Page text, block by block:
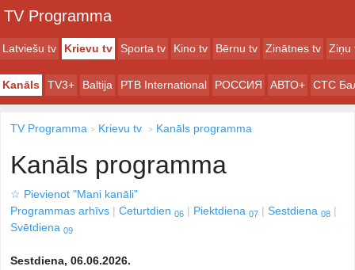
TV Programma
Latviešu tv Krievu tv Sporta tv Kino tv Bērnu tv Zinātnes tv Ziņu
Kanāls TV3+ Baltija РТB International РОССИЯ АВТО+ СТС
TV Programma Krievu tv Kanāls programma
Kanāls programma
☆ Pievienot "Mani kanāli"
Programmas arhīvs
Ceturtdien 06 Piektdiena 07 Sestdiena 08
Svētdiena 09
Sestdiena, 06.06.2026.